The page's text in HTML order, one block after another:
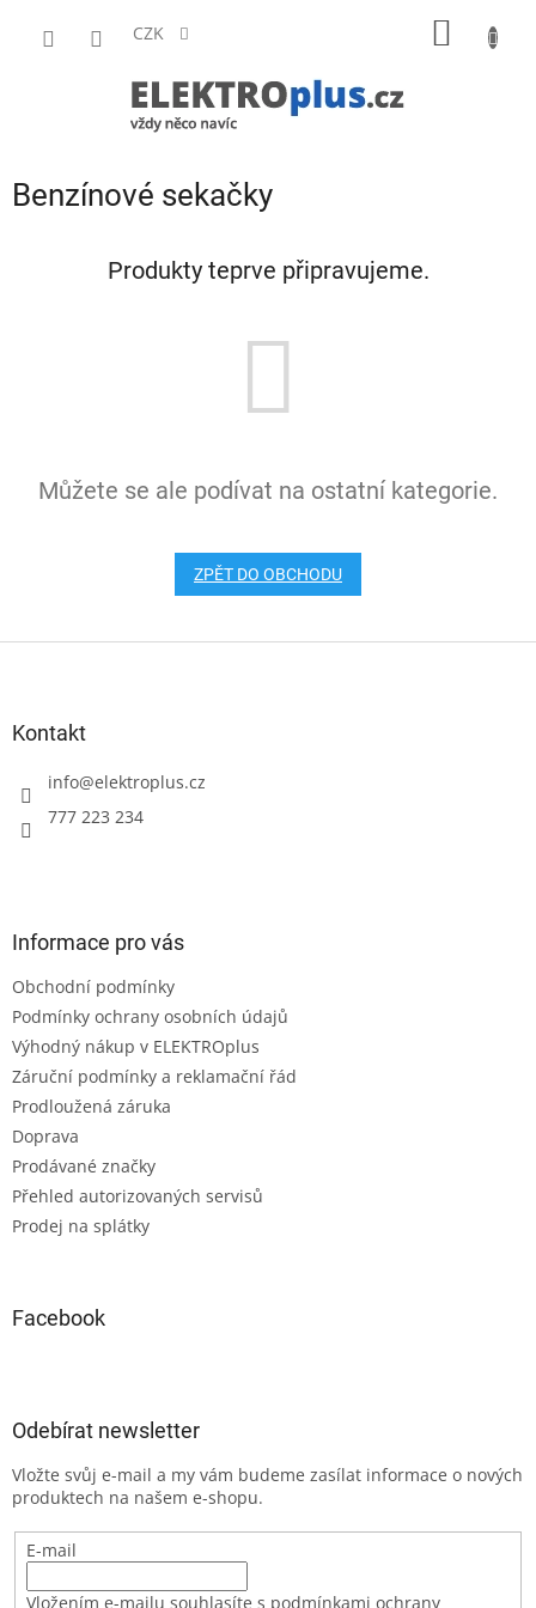
CZK
Benzínové sekačky
Produkty teprve připravujeme.
Můžete se ale podívat na ostatní kategorie.
ZPĚT DO OBCHODU
Kontakt
info@elektroplus.cz
777 223 234
Informace pro vás
Obchodní podmínky
Podmínky ochrany osobních údajů
Výhodný nákup v ELEKTROplus
Záruční podmínky a reklamační řád
Prodloužená záruka
Doprava
Prodávané značky
Přehled autorizovaných servisů
Prodej na splátky
Facebook
Odebírat newsletter
Vložte svůj e-mail a my vám budeme zasílat informace o nových
produktech na našem e-shopu.
E-mail
Vložením e-mailu souhlasíte s podmínkami ochrany